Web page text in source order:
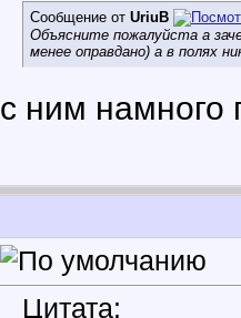
Сообщение от UriuB
Объясните пожалуйста а
менее оправдано) а в полях
с ним намного
Цитата: